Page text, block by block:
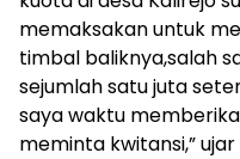
memaksakan untuk
timbal baliknya,salah
sejumlah satu juta
saya waktu
meminta kwitansi,” ujar